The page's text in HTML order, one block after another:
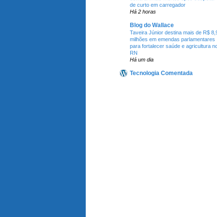
de curto em carregador
Há 2 horas
Blog do Wallace
Taveira Júnior destina mais de R$
milhões em emendas parlamentares
para fortalecer saúde e agricultura
RN
Há um dia
Tecnologia Comentada